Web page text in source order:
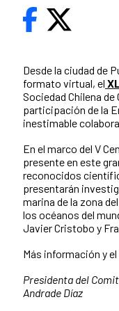
Desde la ciudad de
formato virtual, el
Sociedad Chilena de
participación de la
inestimable
En el marco del V
presente en este
reconocidos
presentarán
marina de la zona
los océanos del
Javier Cristobo y
Más información y
Presidenta del
Andrade Díaz